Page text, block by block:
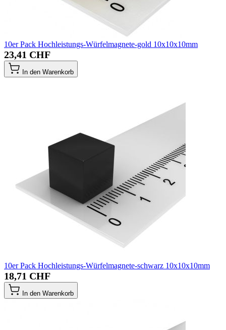
10er Pack Hochleistungs-Würfelmagnete-gold 10x10x10mm
23,41 CHF
In den Warenkorb
10er Pack Hochleistungs-Würfelmagnete-schwarz 10x10x10mm
18,71 CHF
In den Warenkorb